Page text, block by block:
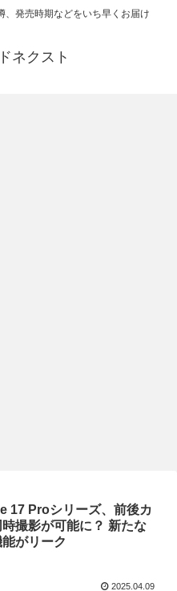
発売時期などをいち早くお届け
ネクスト
17 Proシリーズ、前後カ
時撮影が可能に？ 新たな
がリーク
2025.04.09